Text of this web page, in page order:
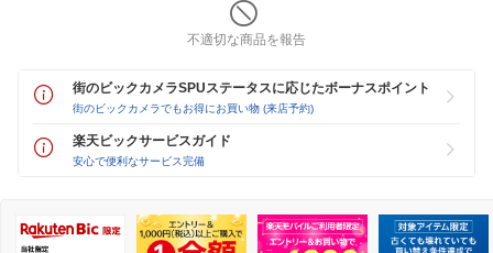
不適切な商品を報告
街のビックカメラSPUステータスに応じたボーナスポイント
街のビックカメラでもお得にお買い物 (来店予約)
楽天ビックサービスガイド
安心で便利なサービス完備